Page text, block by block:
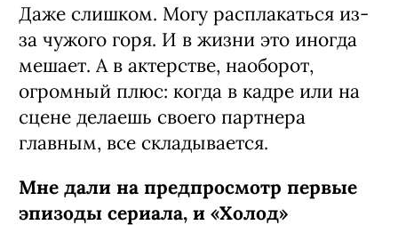
Даже слишком. Могу расплакаться из-
за чужого горя. И в жизни это иногда
мешает. А в актерстве, наоборот,
огромный плюс: когда в кадре или на
сцене делаешь своего партнера
главным, все складывается.
Мне дали на предпросмотр первые
эпизоды сериала, и «Холод»